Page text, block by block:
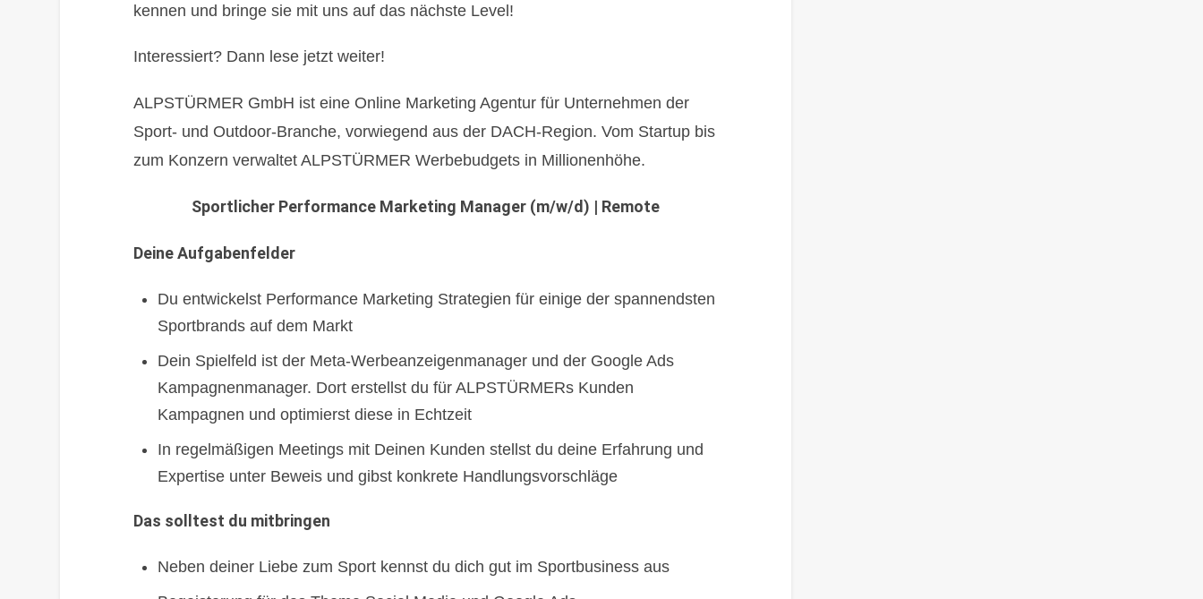
kennen und bringe sie mit uns auf das nächste Level!
Interessiert? Dann lese jetzt weiter!
ALPSTÜRMER GmbH ist eine Online Marketing Agentur für Unternehmen der
Sport- und Outdoor-Branche, vorwiegend aus der DACH-Region. Vom Startup bis
zum Konzern verwaltet ALPSTÜRMER Werbebudgets in Millionenhöhe.
Sportlicher Performance Marketing Manager (m/w/d) | Remote
Deine Aufgabenfelder
Du entwickelst Performance Marketing Strategien für einige der spannendsten
Sportbrands auf dem Markt
Dein Spielfeld ist der Meta-Werbeanzeigenmanager und der Google Ads
Kampagnenmanager. Dort erstellst du für ALPSTÜRMERs Kunden
Kampagnen und optimierst diese in Echtzeit
In regelmäßigen Meetings mit Deinen Kunden stellst du deine Erfahrung und
Expertise unter Beweis und gibst konkrete Handlungsvorschläge
Das solltest du mitbringen
Neben deiner Liebe zum Sport kennst du dich gut im Sportbusiness aus